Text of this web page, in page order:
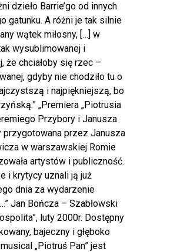
dzieło Barrie’go od innych
gatunku. A różni je tak silnie
wątek miłosny, […] w
wysublimowanej i
że chciałoby się rzec –
gdyby nie chodziło tu o
i najpiękniejszą, bo
„Premiera „Piotrusia
Przybory i Janusza
przygotowana przez Janusza
w warszawskiej Romie
artystów i publiczność.
i krytycy uznali ją już
dnia za wydarzenie
Jan Bończa – Szabłowski
luty 2000r. Dostępny
bajeczny i głęboko
„Piotruś Pan” jest